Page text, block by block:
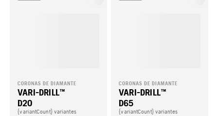
CORONAS DE DIAMANTE
VARI-DRILL™
D20
{variantCount} variantes
CORONAS DE DIAMANTE
VARI-DRILL™
D65
{variantCount} variantes